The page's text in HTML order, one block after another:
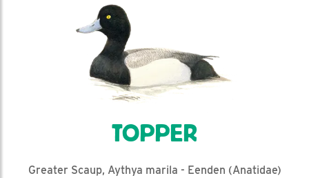
TOPPER
Greater Scaup, Aythya marila - Eenden (Anatidae)